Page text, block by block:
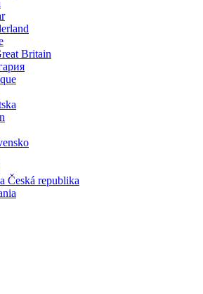
Britain
Česká republika